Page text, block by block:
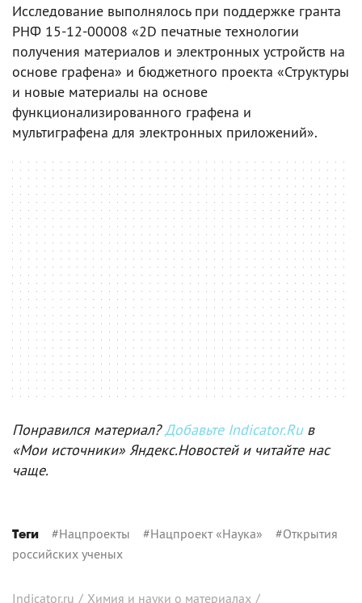
Исследование выполнялось при поддержке гранта
РНФ 15-12-00008 «2D печатные технологии
получения материалов и электронных устройств на
основе графена» и бюджетного проекта «Структуры
и новые материалы на основе
функционализированного графена и
мультиграфена для электронных приложений».
Понравился материал?Добавьте Indicator.Ruв
«Мои источники» Яндекс.Новостей и читайте нас
чаще.
Теги #Нацпроекты #Нацпроект «Наука» #Открытия
российских ученых
Indicator.ru / Химия и науки о материалах /